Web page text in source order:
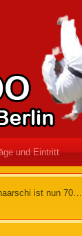
und Eintritt
ist nun 70…